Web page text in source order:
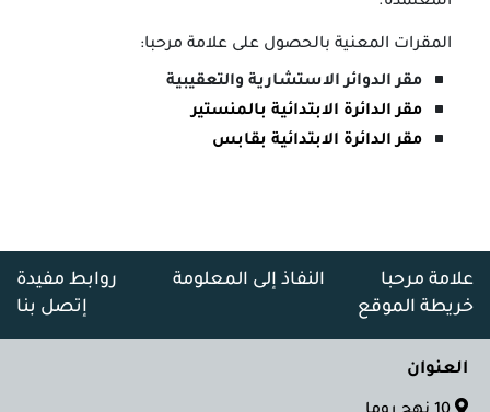
المقرات المعنية بالحصول على علامة مرحبا:
مقر الدوائر الاستشارية والتعقيبية
مقر الدائرة الابتدائية بالمنستير
مقر الدائرة الابتدائية بقابس
علامة مرحبا النفاذ إلى المعلومة
روابط مفيدة
خريطة الموقع
إتصل بنا
العنوان